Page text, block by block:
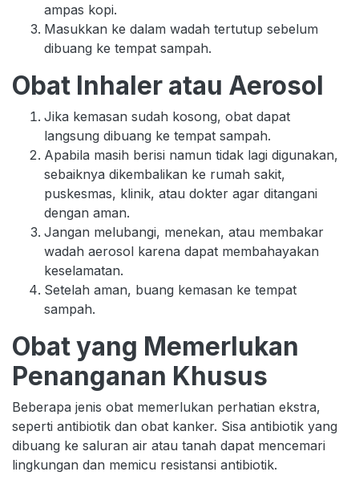
ampas kopi.
Masukkan ke dalam wadah tertutup sebelum
dibuang ke tempat sampah.
Obat Inhaler atau Aerosol
Jika kemasan sudah kosong, obat dapat
langsung dibuang ke tempat sampah.
Apabila masih berisi namun tidak lagi digunakan,
sebaiknya dikembalikan ke rumah sakit,
puskesmas, klinik, atau dokter agar ditangani
dengan aman.
Jangan melubangi, menekan, atau membakar
wadah aerosol karena dapat membahayakan
keselamatan.
Setelah aman, buang kemasan ke tempat
sampah.
Obat yang Memerlukan
Penanganan Khusus
Beberapa jenis obat memerlukan perhatian ekstra,
seperti antibiotik dan obat kanker. Sisa antibiotik yang
dibuang ke saluran air atau tanah dapat mencemari
lingkungan dan memicu resistansi antibiotik.